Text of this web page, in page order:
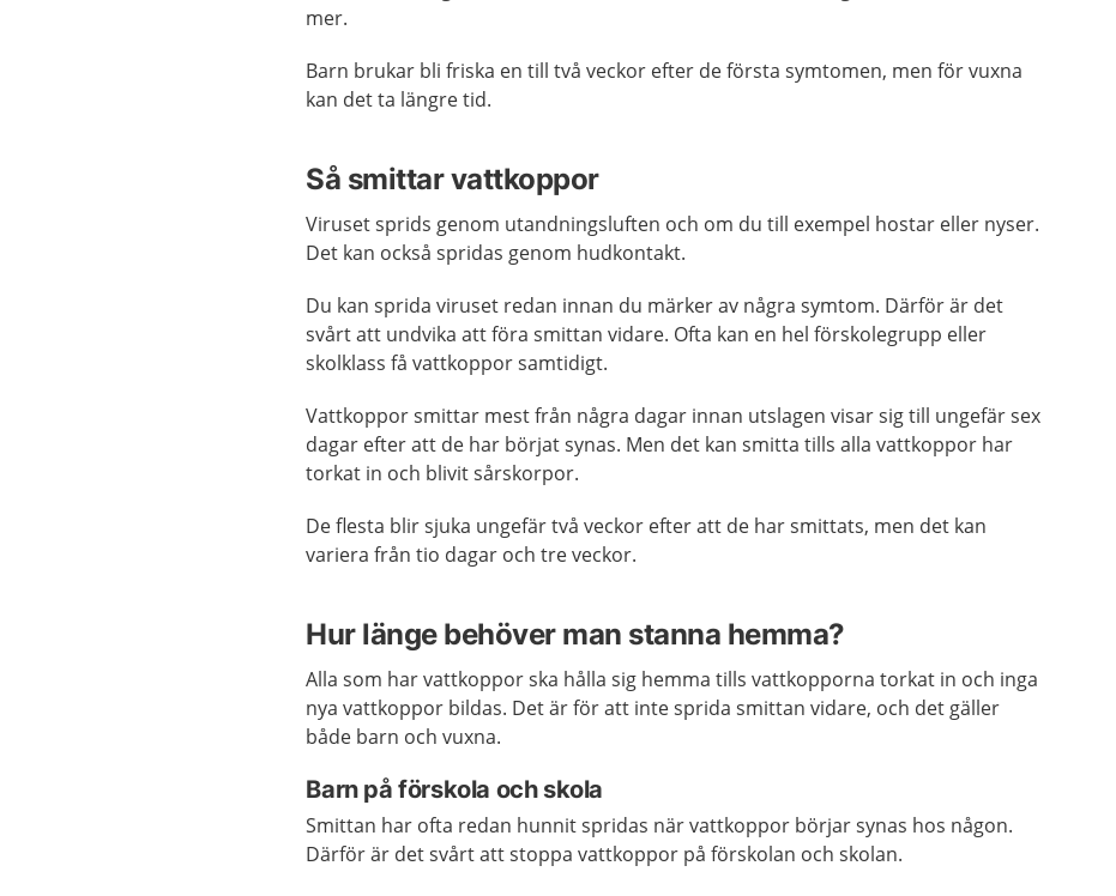
mer.
Barn brukar bli friska en till två veckor efter de första symtomen, men för vuxna
kan det ta längre tid.
Så smittar vattkoppor
Viruset sprids genom utandningsluften och om du till exempel hostar eller nyser.
Det kan också spridas genom hudkontakt.
Du kan sprida viruset redan innan du märker av några symtom. Därför är det
svårt att undvika att föra smittan vidare. Ofta kan en hel förskolegrupp eller
skolklass få vattkoppor samtidigt.
Vattkoppor smittar mest från några dagar innan utslagen visar sig till ungefär sex
dagar efter att de har börjat synas. Men det kan smitta tills alla vattkoppor har
torkat in och blivit sårskorpor.
De flesta blir sjuka ungefär två veckor efter att de har smittats, men det kan
variera från tio dagar och tre veckor.
Hur länge behöver man stanna hemma?
Alla som har vattkoppor ska hålla sig hemma tills vattkopporna torkat in och inga
nya vattkoppor bildas. Det är för att inte sprida smittan vidare, och det gäller
både barn och vuxna.
Barn på förskola och skola
Smittan har ofta redan hunnit spridas när vattkoppor börjar synas hos någon.
Därför är det svårt att stoppa vattkoppor på förskolan och skolan.